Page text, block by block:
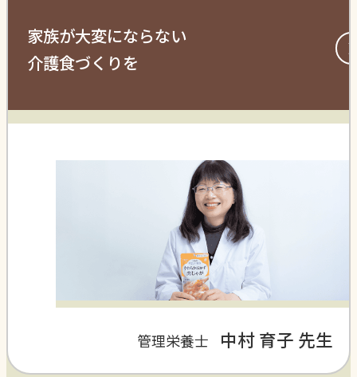
家族が大変にならない
介護食づくりを
管理栄養士 中村 育子 先生